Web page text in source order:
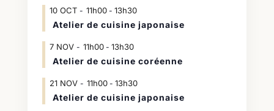
10 OCT 11h00- 13h30
Atelier de cuisine japonaise
7 NOV 11h00- 13h30
Atelier de cuisine coréenne
21 NOV 11h00- 13h30
Atelier de cuisine japonaise